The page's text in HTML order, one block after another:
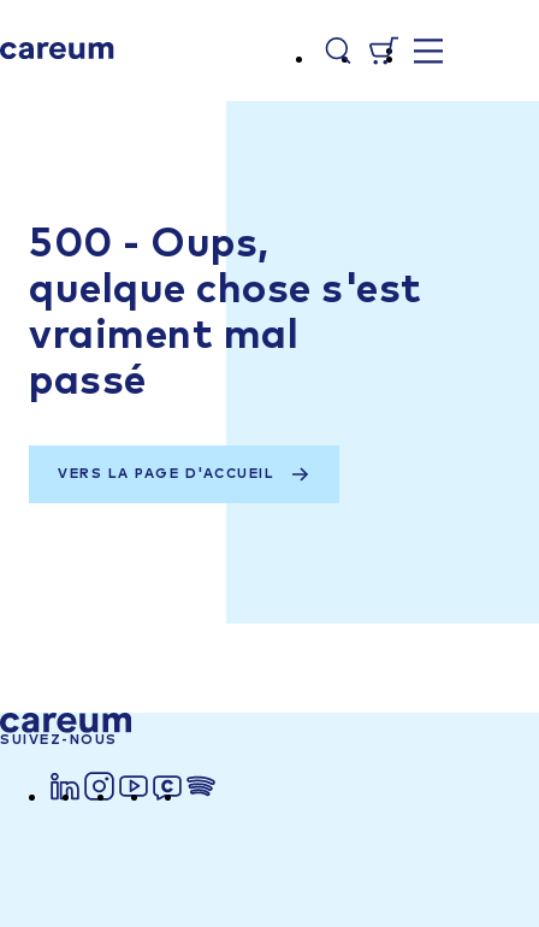
500 - Oups,
quelque chose s'est
vraiment mal
passé
VERS LA PAGE D'ACCUEIL
SUIVEZ-NOUS